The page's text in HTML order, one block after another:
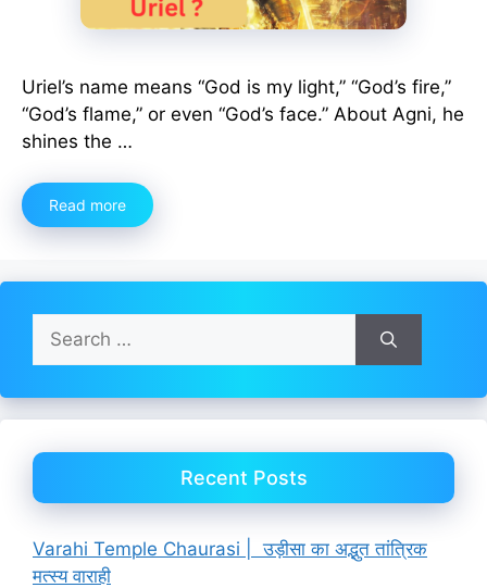
Uriel’s name means “God is my light,” “God’s fire,”
“God’s flame,” or even “God’s face.” About Agni, he
shines the …
Read more
Search
for:
Recent Posts
Varahi Temple Chaurasi | उड़ीसा का अद्भुत तांत्रिक
मत्स्य वाराही